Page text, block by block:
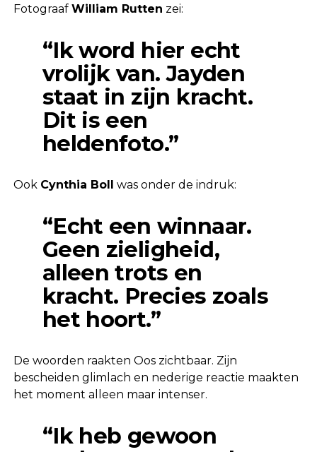
Fotograaf William Rutten zei:
“Ik word hier echt
vrolijk van. Jayden
staat in zijn kracht.
Dit is een
heldenfoto.”
Ook Cynthia Boll was onder de indruk:
“Echt een winnaar.
Geen zieligheid,
alleen trots en
kracht. Precies zoals
het hoort.”
De woorden raakten Oos zichtbaar. Zijn
bescheiden glimlach en nederige reactie maakten
het moment alleen maar intenser.
“Ik heb gewoon